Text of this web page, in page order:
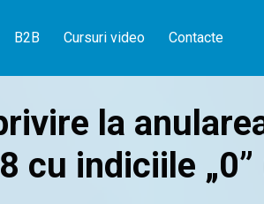
B2B Cursuri video Contacte
la
cu indiciile